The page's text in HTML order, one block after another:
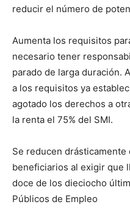
reducir el número de
Aumenta los requisitos
necesario tener
parado de larga duración.
a los requisitos ya
agotado los derechos a
la renta el 75% del SMI.
Se reducen
beneficiarios al exigir que
doce de los dieciocho
Públicos de Empleo